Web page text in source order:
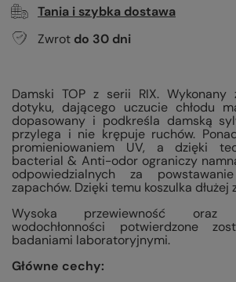
Tania i szybka dostawa
Zwrot do 30 dni
Damski TOP z serii RIX.
dotyku, dającego uczucie chłodu
dopasowany i podkreśla damską
przylega i nie krępuje ruchów.
promieniowaniem UV, a dzięki
bacterial & Anti-odor ograniczy
odpowiedzialnych za
zapachów. Dzięki temu koszulka dłużej
Wysoka przewiewność
wodochłonności potwierdzone
badaniami laboratoryjnymi.
Główne cechy: